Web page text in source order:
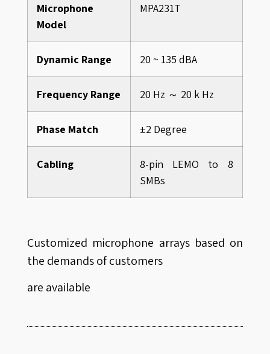
Microphone
Model
MPA231T
Dynamic Range 20 ~ 135 dBA
Frequency Range 20 Hz ～ 20 k Hz
Phase Match ±2 Degree
Cabling
8-pin LEMO to 8
SMBs
Customized microphone arrays based on
the demands of customers
are available